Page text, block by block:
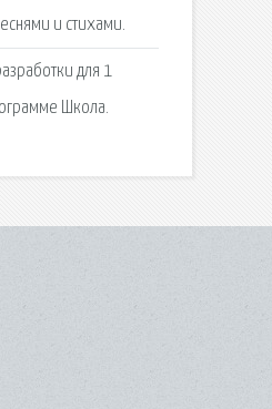
и стихами.
для 1
Школа.